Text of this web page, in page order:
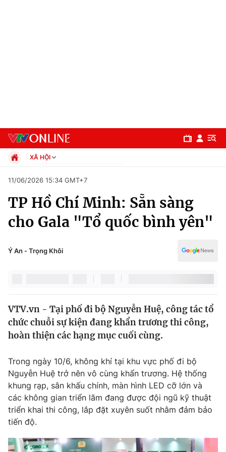
Chuyên mục
Chính trị
Y tế
Tin tức
Thế giới đó đây
Câu chuyện quốc tế
Kinh tế
Tài chính
Thị trường
Góc doanh nghiệp
Dữ liệu và đời sống
XÃ HỘI
Xã hội
Pháp luật
Thể thao
Văn hóa - Giải trí
Giáo dục
11/06/2026 15:34 GMT+7
TP Hồ Chí Minh: Sẵn sàng
cho Gala "Tổ quốc bình yên"
Ý An - Trọng Khôi
VTV.vn - Tại phố đi bộ Nguyễn Huệ, công tác tổ
chức chuỗi sự kiện đang khẩn trương thi công,
hoàn thiện các hạng mục cuối cùng.
Trong ngày 10/6, không khí tại khu vực phố đi bộ
Nguyễn Huệ trở nên vô cùng khẩn trương. Hệ thống
khung rạp, sân khấu chính, màn hình LED cỡ lớn và
các không gian triển lãm đang được đội ngũ kỹ thuật
triển khai thi công, lắp đặt xuyên suốt nhằm đảm bảo
tiến độ.